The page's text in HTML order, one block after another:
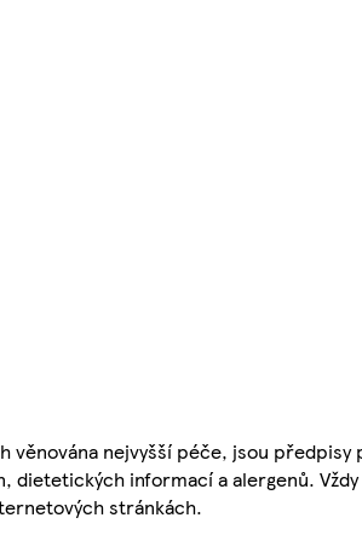
nejvyšší péče, jsou
dietetických informací a alergenů.
stránkách.